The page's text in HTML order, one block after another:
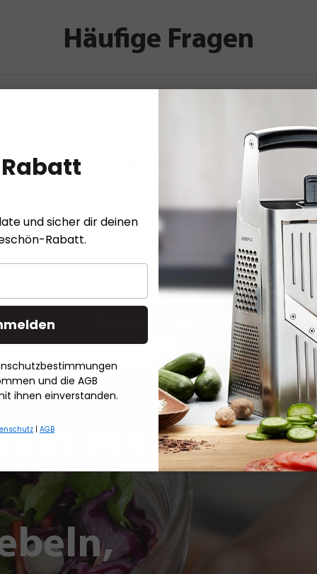
Häufige Fragen
Garergebnisse sinnvoll?
mit
respektieren Ihre
Cookies für Funktionalität und personalisierte Werbung.
Datenschutzeinstellungen
Nur funktionale Cookies akzeptieren
- Händlerbund Impressum
Rabatt
und sicher dir deinen
Rabatt.
und die AGB
ihnen einverstanden.
| AGB